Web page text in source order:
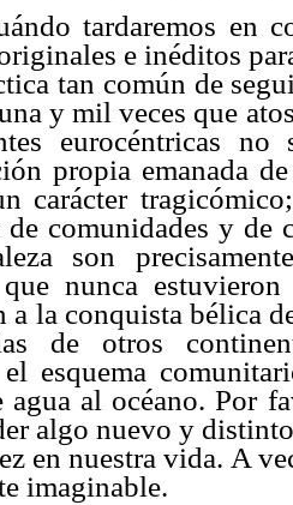
tardaremos en
e inéditos
tan común de
y mil veces que
eurocéntricas
propia emanada
carácter
de comunidades y de
son
nunca
a la conquista bélica
de otros
el esquema
agua al océano. Por
algo nuevo y
en nuestra vida. A
imaginable.